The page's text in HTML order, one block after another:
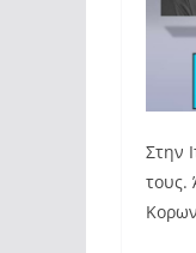
Στην
τους.